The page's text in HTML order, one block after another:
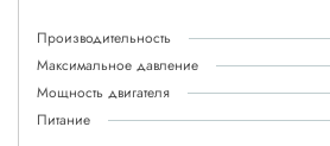
Производительность
Максимальное давление
Мощность двигателя
Питание